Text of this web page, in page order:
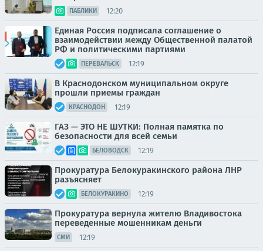
ПАБЛИКИ 12:20
Единая Россия подписала соглашение о
взаимодействии между Общественной палатой
РФ и политическими партиями
ПЕРЕВАЛЬСК 12:19
В Краснодонском муниципальном округе
прошли приемы граждан
КРАСНОДОН 12:19
ГАЗ — ЭТО НЕ ШУТКИ: Полная памятка по
безопасности для всей семьи
БЕЛОВОДСК 12:19
Прокуратура Белокуракинского района ЛНР
разъясняет
БЕЛОКУРАКИНО 12:19
Прокуратура вернула жителю Владивостока
переведенные мошенникам деньги
СМИ 12:19